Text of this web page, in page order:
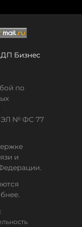
Бизнес
по
ЭЛ № ФС 77
и